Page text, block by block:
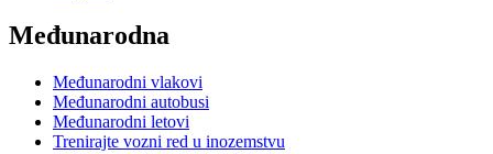
Međunarodna
Međunarodni vlakovi
Međunarodni autobusi
Međunarodni letovi
Trenirajte vozni red u inozemstvu